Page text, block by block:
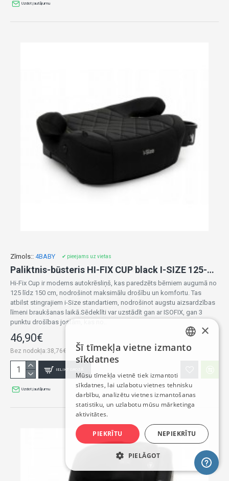
Uzdot jautājumu
Zīmols:: 4BABY ✔ pieejams uz vietas
Paliktnis-būsteris HI-FIX CUP black I-SIZE 125-150 cm
Hi-Fix Cup ir moderns autokrēsliņš, kas paredzēts bērniem augumā no
125 līdz 150 cm, nodrošinot maksimālu drošību un komfortu. Tas
atbilst stingrajiem i-Size standartiem, nodrošinot augstu aizsardzības
līmeni braukšanas laikā.Sēdeklīti var uzstādīt gan ar ISOFIX, gan 3
punktu drošības jostām, kas no..
46,90€
Bez nodokļa:38,76€
IELIKT GROZĀ
Uzdot jautājumu
LATVIAN
RUSSIAN
ENGLISH
×
Šī tīmekļa vietne izmanto
sīkdatnes
Mūsu tīmekļa vietnē tiek izmantoti
sīkdatnes, lai uzlabotu vietnes tehnisku
darbību, analizētu vietnes izmantošanas
statistiku, un uzlabotu mūsu mārketinga
aktivitātes.
PIEKRĪTU NEPIEKRĪTU
PIELĀGOT